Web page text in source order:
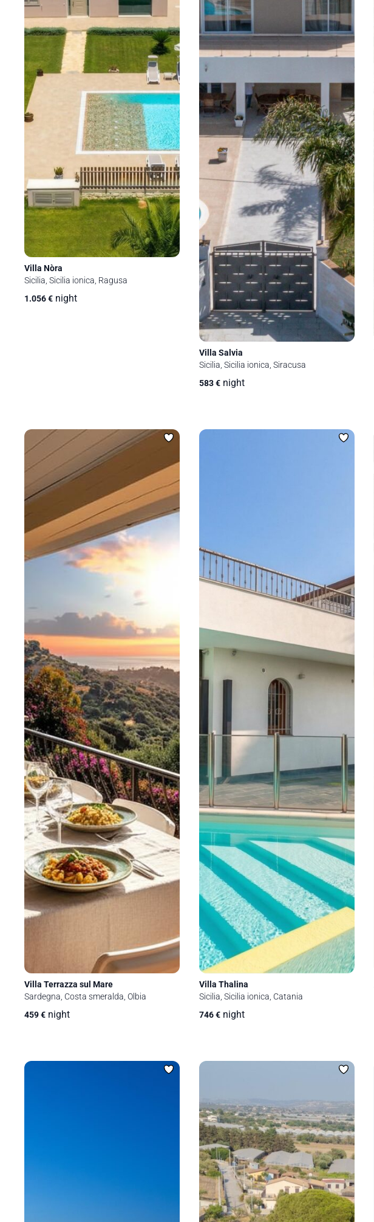
Villa Nòra
Sicilia, Sicilia ionica, Ragusa
1.056€ night
Villa Salvia
Sicilia, Sicilia ionica, Siracusa
583€ night
Villa Terrazza sul Mare
Sardegna, Costa smeralda, Olbia
459€ night
Villa Thalina
Sicilia, Sicilia ionica, Catania
746€ night